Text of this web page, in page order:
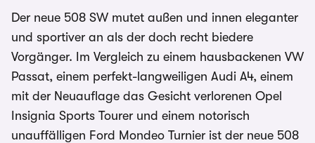
Der neue 508 SW mutet außen und innen eleganter
und sportiver an als der doch recht biedere
Vorgänger. Im Vergleich zu einem hausbackenen VW
Passat, einem perfekt-langweiligen Audi A4, einem
mit der Neuauflage das Gesicht verlorenen Opel
Insignia Sports Tourer und einem notorisch
unauffälligen Ford Mondeo Turnier ist der neue 508